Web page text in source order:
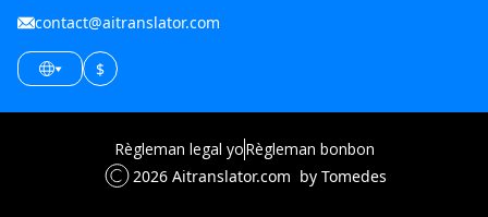
contact@aitranslator.com
$
2026 Aitranslator.com by Tomedes
Règleman legal yoRègleman bonbon